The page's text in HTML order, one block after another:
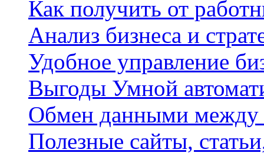
Как получить от
Анализ бизнеса и
Удобное управление
Выгоды Умной
Обмен данными между
Полезные сайты,